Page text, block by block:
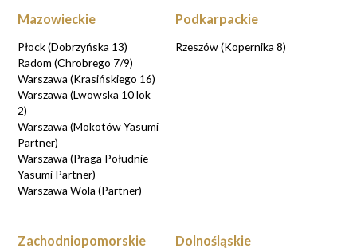
Mazowieckie
Płock (Dobrzyńska 13)
Radom (Chrobrego 7/9)
Warszawa (Krasińskiego 16)
Warszawa (Lwowska 10 lok
2)
Warszawa (Mokotów Yasumi
Partner)
Warszawa (Praga Południe
Yasumi Partner)
Warszawa Wola (Partner)
Podkarpackie
Rzeszów (Kopernika 8)
Zachodniopomorskie Dolnośląskie